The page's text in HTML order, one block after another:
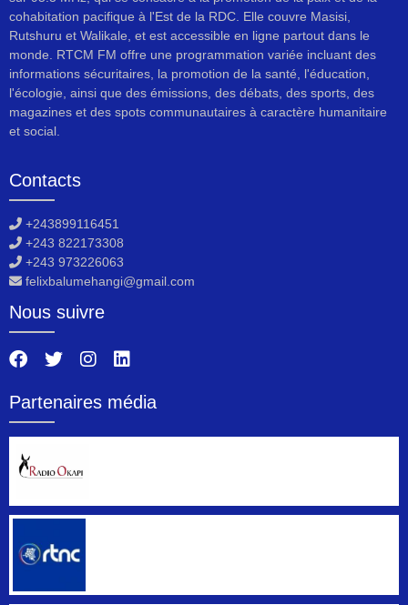
cohabitation pacifique à l'Est de la RDC. Elle couvre Masisi,
Rutshuru et Walikale, et est accessible en ligne partout dans le
monde. RTCM FM offre une programmation variée incluant des
informations sécuritaires, la promotion de la santé, l'éducation,
l'écologie, ainsi que des émissions, des débats, des sports, des
magazines et des spots communautaires à caractère humanitaire
et social.
Contacts
+243899116451
+243 822173308
+243 973226063
felixbalumehangi@gmail.com
Nous suivre
Partenaires média